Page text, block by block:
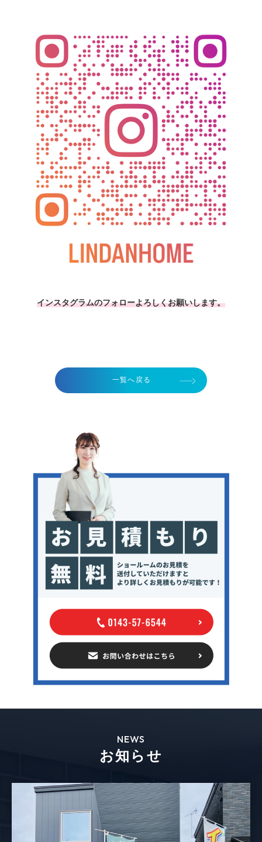
インスタグラムのフォローよろしくお願いします。
一覧へ戻る
NEWS
お知らせ